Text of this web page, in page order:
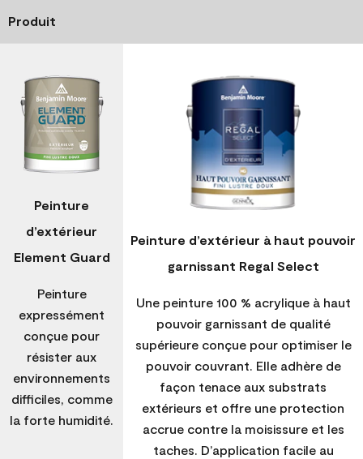
Produit
Peinture
d’extérieur
Element Guard
Peinture
expressément
conçue pour
résister aux
environnements
difficiles, comme
la forte humidité.
Peinture d’extérieur à haut pouvoir
garnissant Regal Select
Une peinture 100 % acrylique à haut
pouvoir garnissant de qualité
supérieure conçue pour optimiser le
pouvoir couvrant. Elle adhère de
façon tenace aux substrats
extérieurs et offre une protection
accrue contre la moisissure et les
taches. D’application facile au